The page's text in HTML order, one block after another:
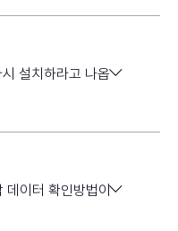
설치하라고 나옵
데이터 확인방법이